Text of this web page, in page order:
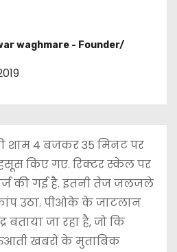
waghmare - Founder/
4 बजकर 35 मिनट पर
किए गए. रिक्टर स्केल पर
की गई है. इतनी तेज जलजले
कांप उठा. पीओके के जाटलान
जा रहा है, जो कि
खबरों के मुताबिक